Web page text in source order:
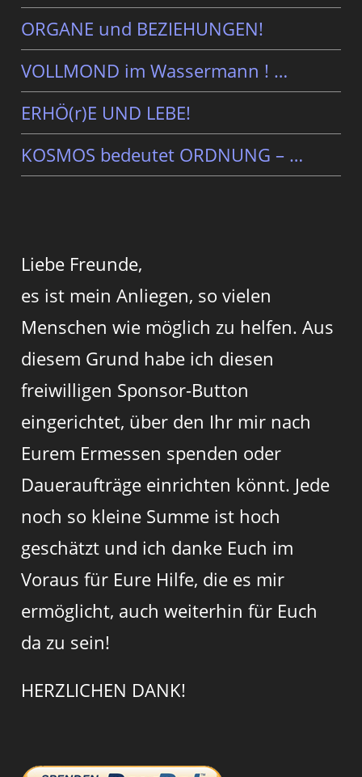
ORGANE und BEZIEHUNGEN!
VOLLMOND im Wassermann ! …
ERHÖ(r)E UND LEBE!
KOSMOS bedeutet ORDNUNG – …
Liebe Freunde,
es ist mein Anliegen, so vielen
Menschen wie möglich zu helfen. Aus
diesem Grund habe ich diesen
freiwilligen Sponsor-Button
eingerichtet, über den Ihr mir nach
Eurem Ermessen spenden oder
Daueraufträge einrichten könnt. Jede
noch so kleine Summe ist hoch
geschätzt und ich danke Euch im
Voraus für Eure Hilfe, die es mir
ermöglicht, auch weiterhin für Euch
da zu sein!
HERZLICHEN DANK!